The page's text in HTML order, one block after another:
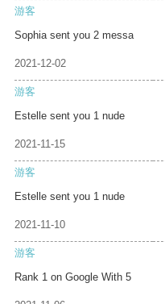
游客
Sophia sent you 2 messa
2021-12-02
游客
Estelle sent you 1 nude
2021-11-15
游客
Estelle sent you 1 nude
2021-11-10
游客
Rank 1 on Google With 5